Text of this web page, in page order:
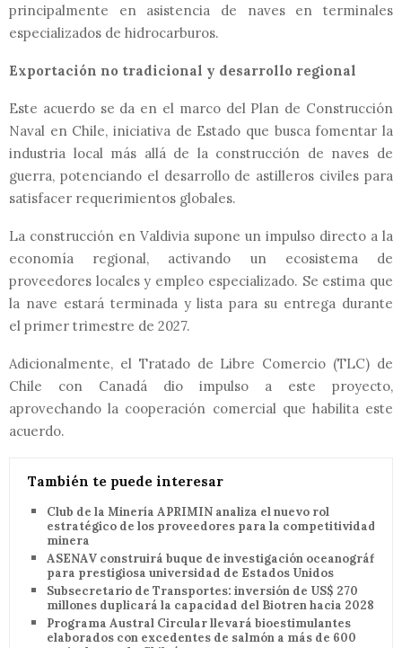
principalmente en asistencia de naves en terminales
especializados de hidrocarburos.
Exportación no tradicional y desarrollo regional
Este acuerdo se da en el marco del Plan de Construcción
Naval en Chile, iniciativa de Estado que busca fomentar la
industria local más allá de la construcción de naves de
guerra, potenciando el desarrollo de astilleros civiles para
satisfacer requerimientos globales.
La construcción en Valdivia supone un impulso directo a la
economía regional, activando un ecosistema de
proveedores locales y empleo especializado. Se estima que
la nave estará terminada y lista para su entrega durante
el primer trimestre de 2027.
Adicionalmente, el Tratado de Libre Comercio (TLC) de
Chile con Canadá dio impulso a este proyecto,
aprovechando la cooperación comercial que habilita este
acuerdo.
También te puede interesar
Club de la Minería APRIMIN analiza el nuevo rol
estratégico de los proveedores para la competitividad
minera
ASENAV construirá buque de investigación oceanográfica
para prestigiosa universidad de Estados Unidos
Subsecretario de Transportes: inversión de US$ 270
millones duplicará la capacidad del Biotren hacia 2028
Programa Austral Circular llevará bioestimulantes
elaborados con excedentes de salmón a más de 600